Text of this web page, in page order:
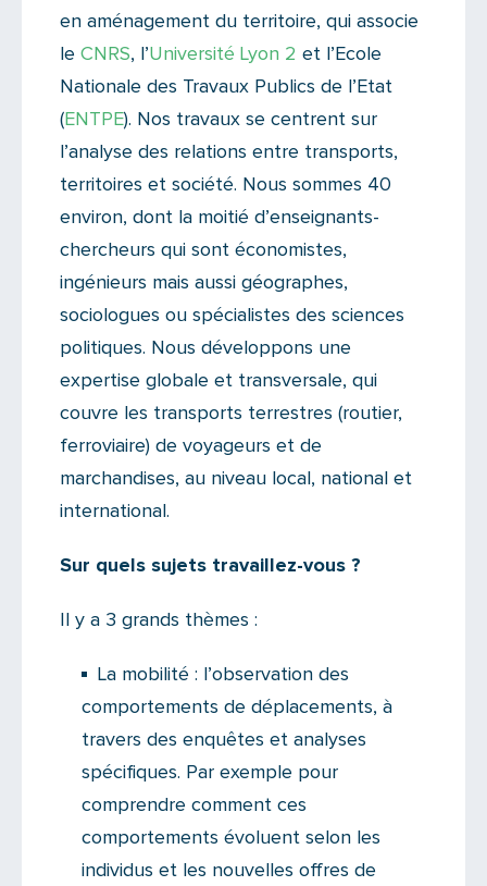
en aménagement du territoire, qui associe
le CNRS, l’Université Lyon 2 et l’Ecole
Nationale des Travaux Publics de l’Etat
(ENTPE). Nos travaux se centrent sur
l’analyse des relations entre transports,
territoires et société. Nous sommes 40
environ, dont la moitié d’enseignants-
chercheurs qui sont économistes,
ingénieurs mais aussi géographes,
sociologues ou spécialistes des sciences
politiques. Nous développons une
expertise globale et transversale, qui
couvre les transports terrestres (routier,
ferroviaire) de voyageurs et de
marchandises, au niveau local, national et
international.
Sur quels sujets travaillez-vous ?
Il y a 3 grands thèmes :
La mobilité : l’observation des
comportements de déplacements, à
travers des enquêtes et analyses
spécifiques. Par exemple pour
comprendre comment ces
comportements évoluent selon les
individus et les nouvelles offres de